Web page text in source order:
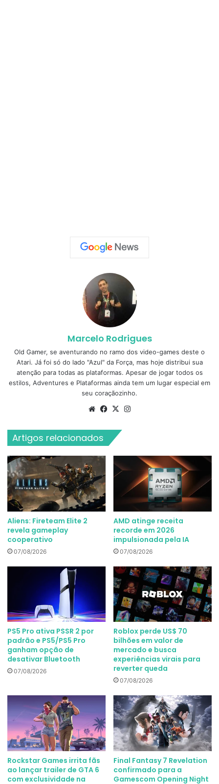
Marcelo Rodrigues
Old Gamer, se aventurando no ramo dos video-games deste o
Atari. Já foi só do lado "Azul" da Força, mas hoje distribui sua
atenção para todas as plataformas. Apesar de jogar todos os
estilos, Adventures e Plataformas ainda tem um lugar especial em
seu coraçãozinho.
WebsiteFacebook
X
Artigos relacionados
Aliens: Fireteam Elite 2
revela gameplay
cooperativo
07/08/2026
AMD atinge receita
recorde em 2026
impulsionada pela IA
07/08/2026
PS5 Pro ativa PSSR 2 por
padrão e PS5/PS5 Pro
ganham opção de
desativar Bluetooth
07/08/2026
Roblox perde US$ 70
bilhões em valor de
mercado e busca
experiências virais para
reverter queda
07/08/2026
Rockstar Games irrita fãs
ao lançar trailer de GTA 6
com exclusividade na
Final Fantasy 7 Revelation
confirmado para a
Gamescom Opening Night